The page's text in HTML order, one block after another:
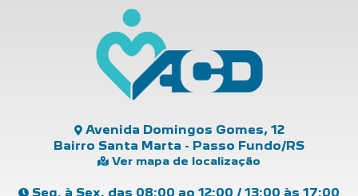
Avenida Domingos Gomes, 12
Bairro Santa Marta - Passo Fundo/RS
Ver mapa de localização
Seg. à Sex. das 08:00 ao 12:00 / 13:00 às 17:00